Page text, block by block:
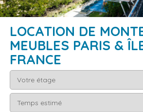
LOCATION DE
MEUBLES PARIS &
FRANCE